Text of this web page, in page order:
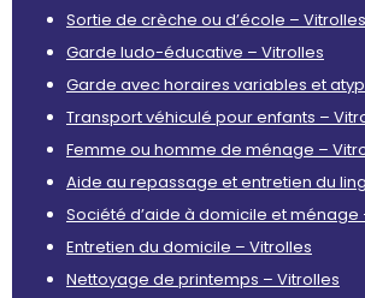
Sortie de crèche ou d’école – Vitrolles
Garde ludo-éducative – Vitrolles
Garde avec horaires variables et
Transport véhiculé pour enfants –
Femme ou homme de ménage –
Aide au repassage et entretien du
Société d’aide à domicile et ménage
Entretien du domicile – Vitrolles
Nettoyage de printemps – Vitrolles